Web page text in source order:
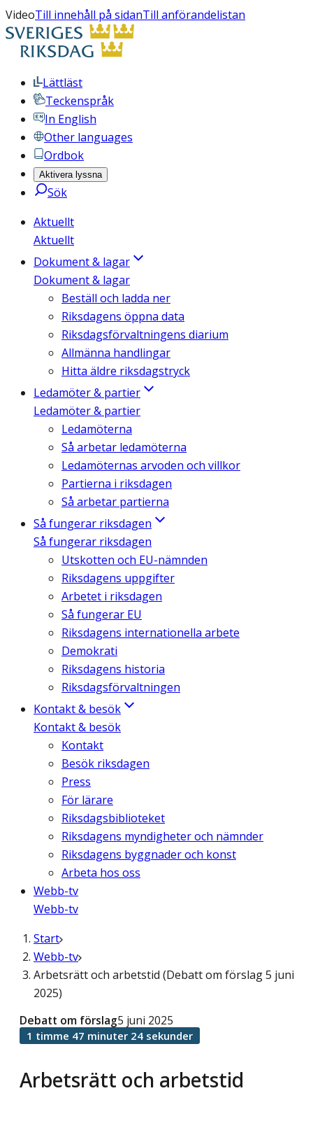
VideoTill innehåll på sidanTill anförandelistan
Lättläst
Teckenspråk
In English
Other languages
Ordbok
Aktivera lyssna
Sök
Aktuellt
Aktuellt
Dokument & lagar
Dokument & lagar
Beställ och ladda ner
Riksdagens öppna data
Riksdagsförvaltningens diarium
Allmänna handlingar
Hitta äldre riksdagstryck
Ledamöter & partier
Ledamöter & partier
Ledamöterna
Så arbetar ledamöterna
Ledamöternas arvoden och villkor
Partierna i riksdagen
Så arbetar partierna
Så fungerar riksdagen
Så fungerar riksdagen
Utskotten och EU-nämnden
Riksdagens uppgifter
Arbetet i riksdagen
Så fungerar EU
Riksdagens internationella arbete
Demokrati
Riksdagens historia
Riksdagsförvaltningen
Kontakt & besök
Kontakt & besök
Kontakt
Besök riksdagen
Press
För lärare
Riksdagsbiblioteket
Riksdagens myndigheter och nämnder
Riksdagens byggnader och konst
Arbeta hos oss
Webb-tv
Webb-tv
Start
Webb-tv
Arbetsrätt och arbetstid (Debatt om förslag 5 juni
2025)
Arbetsrätt och arbetstid
Debatt om förslag5 juni 2025
1 timme 47 minuter 24 sekunder